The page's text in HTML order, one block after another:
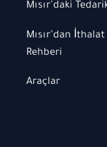
Mısır’daki
Mısır’dan İthalat
Rehberi
Araçlar